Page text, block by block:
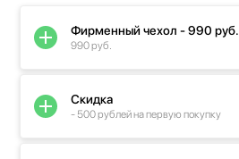
Фирменный чехол - 990 руб.
990 руб.
Скидка
- 500 рублей на первую покупку